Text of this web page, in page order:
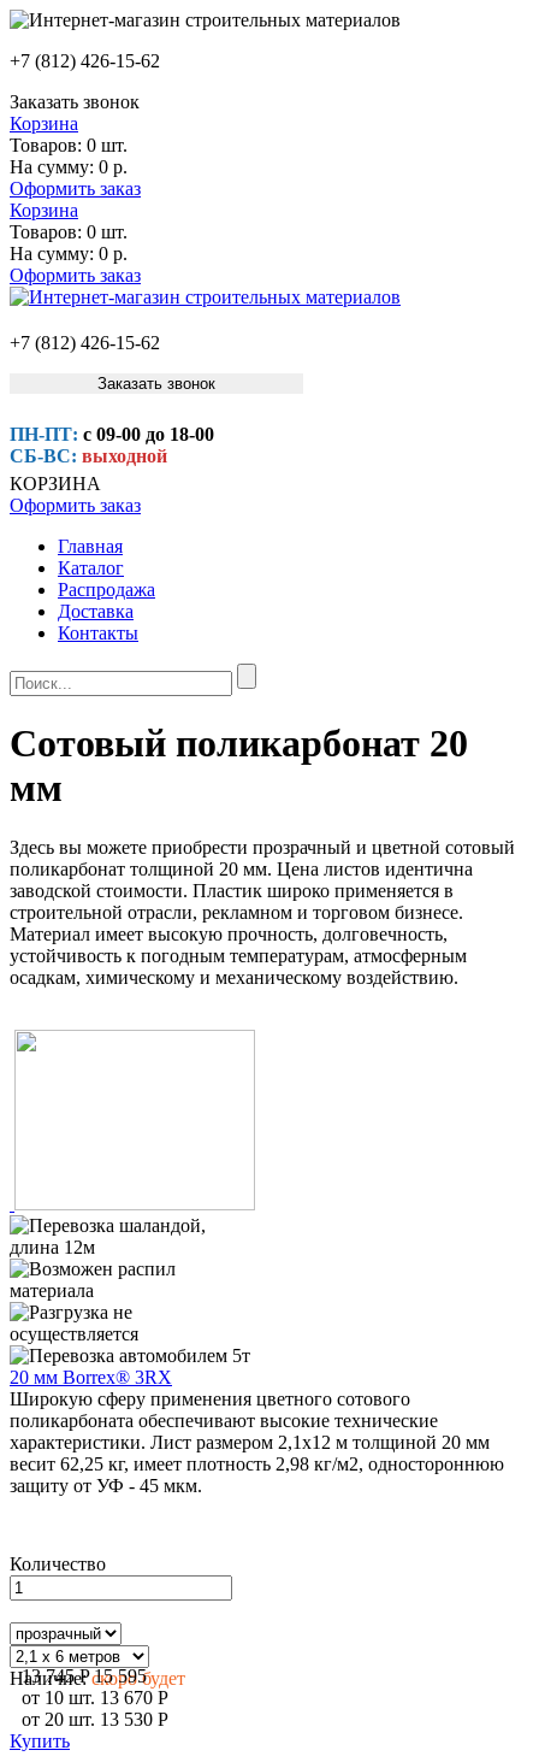
+7 (812) 426-15-62
Заказать звонок
Корзина
Товаров: 0 шт.
На сумму: 0 р.
Оформить заказ
Корзина
Товаров: 0 шт.
На сумму: 0 р.
Оформить заказ
+7 (812) 426-15-62
Заказать звонок
ПН-ПТ: с 09-00 до 18-00
СБ-ВС: выходной
КОРЗИНА
Оформить заказ
Главная
Каталог
Распродажа
Доставка
Контакты
Сотовый поликарбонат 20
мм
Здесь вы можете приобрести прозрачный и цветной сотовый
поликарбонат толщиной 20 мм. Цена листов идентична
заводской стоимости. Пластик широко применяется в
строительной отрасли, рекламном и торговом бизнесе.
Материал имеет высокую прочность, долговечность,
устойчивость к погодным температурам, атмосферным
осадкам, химическому и механическому воздействию.
20 мм Borrex® 3RX
Широкую сферу применения цветного сотового
поликарбоната обеспечивают высокие технические
характеристики. Лист размером 2,1х12 м толщиной 20 мм
весит 62,25 кг, имеет плотность 2,98 кг/м2, одностороннюю
защиту от УФ - 45 мкм.
Количество
Наличие: скоро будет
13 745 P 15 595
от 10 шт. 13 670 P
от 20 шт. 13 530 P
Купить